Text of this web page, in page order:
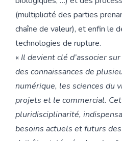
(multiplicité des parties
chaîne de valeur), et enfin le
technologies de rupture.
« Il devient clé d’associer
des connaissances de
numérique, les sciences du
projets et le commercial.
pluridisciplinarité,
besoins actuels et futurs